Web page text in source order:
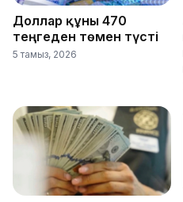
Доллар құны 470
теңгеден төмен түсті
5 тамыз, 2026